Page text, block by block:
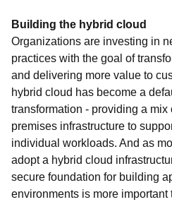
Building the hybrid cloud
Organizations are investing in
practices with the goal of
and delivering more value to
hybrid cloud has become a
transformation - providing a
premises infrastructure to
individual workloads. And as
adopt a hybrid cloud
secure foundation for building
environments is more important